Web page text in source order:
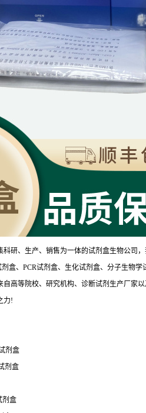
研、生产、销售为一体的试剂盒生物公司
盒、PCR试剂盒、生化试剂盒、分子生物
高等院校、研究机构、诊断试剂生产厂家
力!
剂盒
剂盒
剂盒